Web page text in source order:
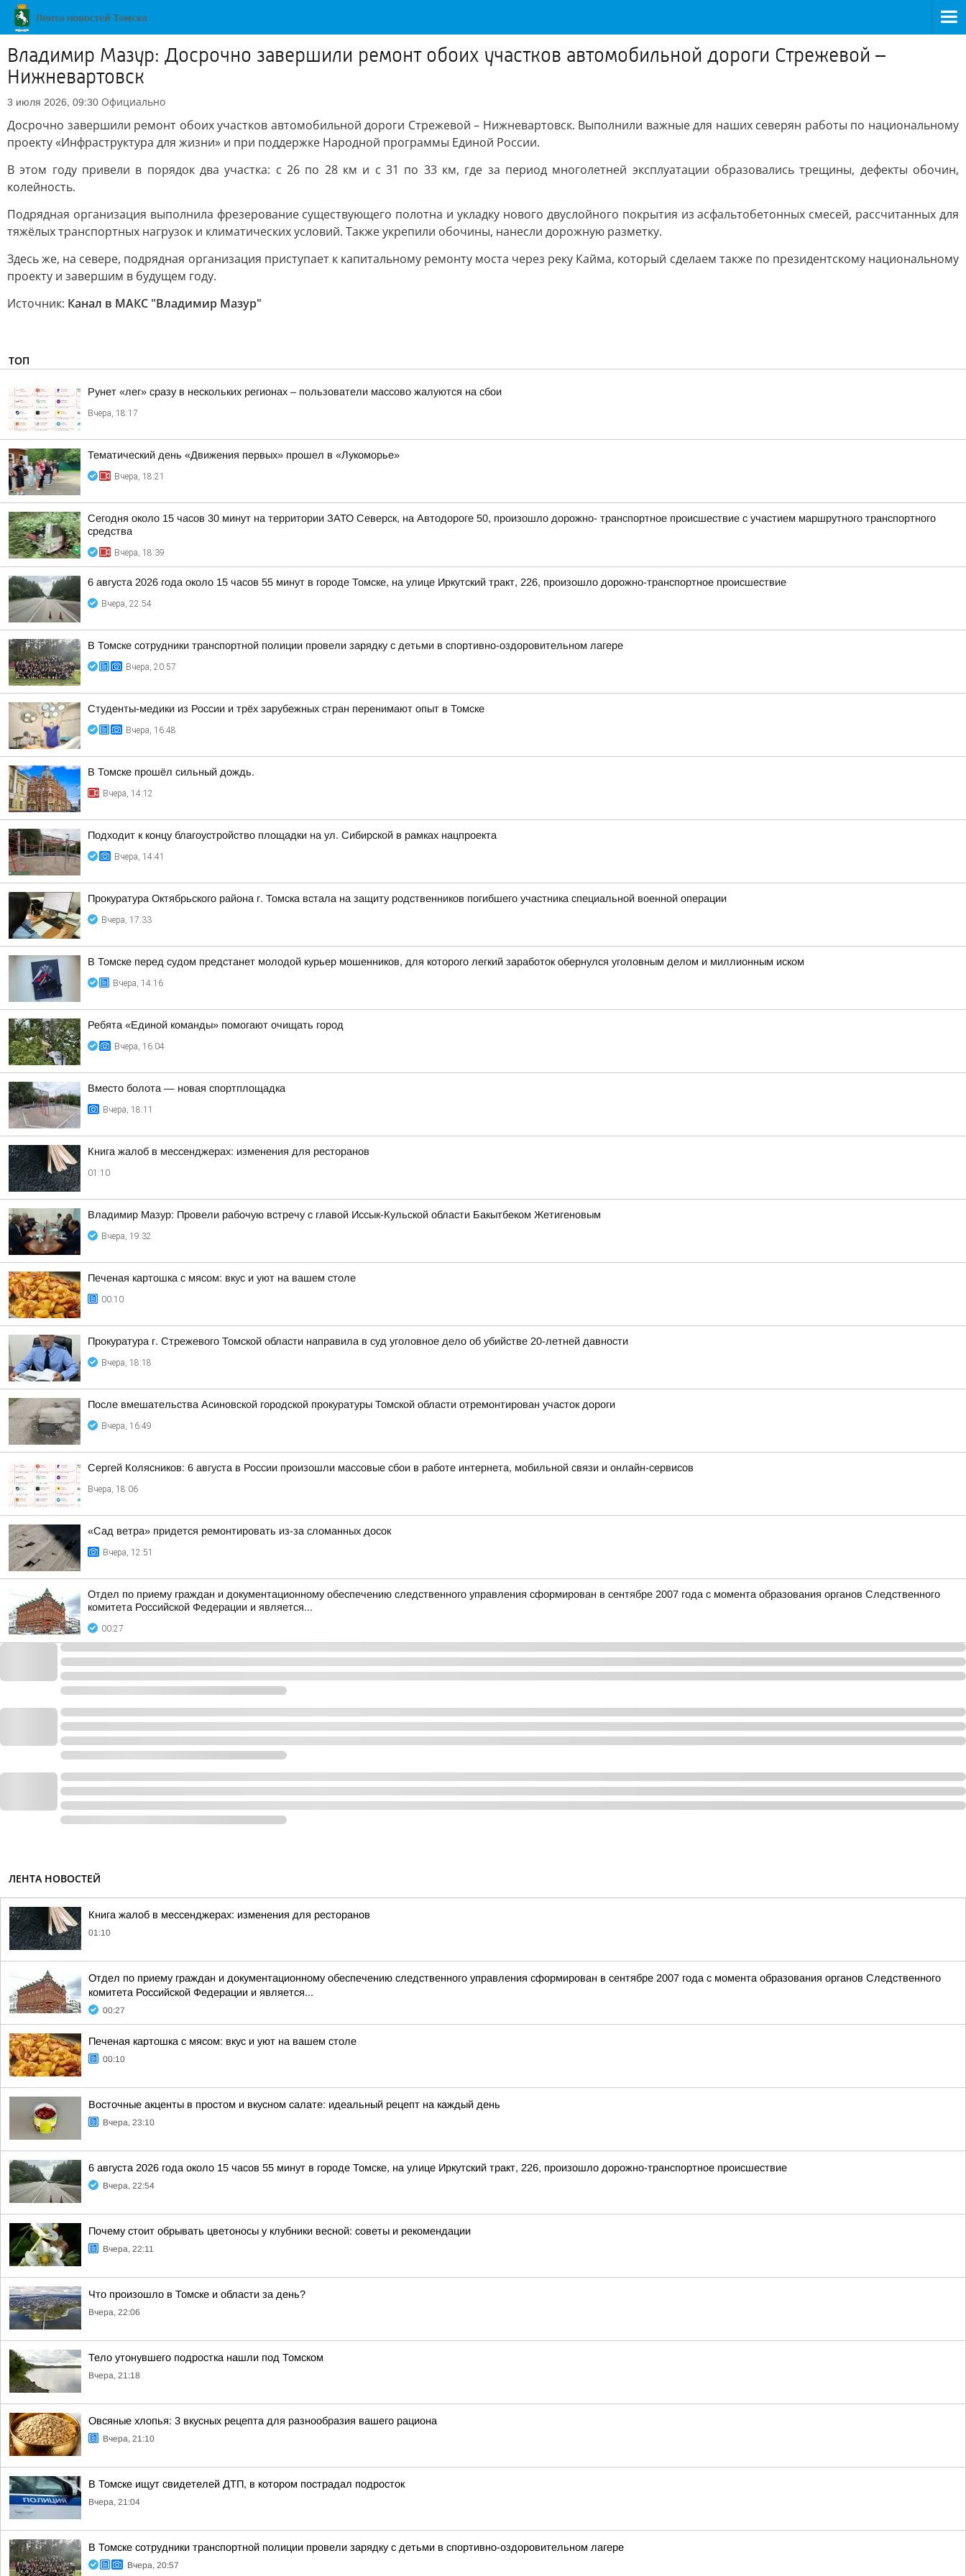
Владимир Мазур: Досрочно завершили ремонт обоих участков автомобильной дороги Стрежевой –
Нижневартовск
3 июля 2026, 09:30 Официально
Досрочно завершили ремонт обоих участков автомобильной дороги Стрежевой – Нижневартовск. Выполнили важные для наших северян работы по национальному
проекту «Инфраструктура для жизни» и при поддержке Народной программы Единой России.
В этом году привели в порядок два участка: с 26 по 28 км и с 31 по 33 км, где за период многолетней эксплуатации образовались трещины, дефекты обочин,
колейность.
Подрядная организация выполнила фрезерование существующего полотна и укладку нового двуслойного покрытия из асфальтобетонных смесей, рассчитанных для
тяжёлых транспортных нагрузок и климатических условий. Также укрепили обочины, нанесли дорожную разметку.
Здесь же, на севере, подрядная организация приступает к капитальному ремонту моста через реку Кайма, который сделаем также по президентскому национальному
проекту и завершим в будущем году.
Источник: Канал в МАКС "Владимир Мазур"
ТОП
Рунет «лег» сразу в нескольких регионах – пользователи массово жалуются на сбои
Вчера, 18:17
Тематический день «Движения первых» прошел в «Лукоморье»
Вчера, 18:21
Сегодня около 15 часов 30 минут на территории ЗАТО Северск, на Автодороге 50, произошло дорожно- транспортное происшествие с участием маршрутного транспортного
средства
Вчера, 18:39
6 августа 2026 года около 15 часов 55 минут в городе Томске, на улице Иркутский тракт, 226, произошло дорожно-транспортное происшествие
Вчера, 22:54
В Томске сотрудники транспортной полиции провели зарядку с детьми в спортивно-оздоровительном лагере
Вчера, 20:57
Студенты-медики из России и трёх зарубежных стран перенимают опыт в Томске
Вчера, 16:48
В Томске прошёл сильный дождь.
Вчера, 14:12
Подходит к концу благоустройство площадки на ул. Сибирской в рамках нацпроекта
Вчера, 14:41
Прокуратура Октябрьского района г. Томска встала на защиту родственников погибшего участника специальной военной операции
Вчера, 17:33
В Томске перед судом предстанет молодой курьер мошенников, для которого легкий заработок обернулся уголовным делом и миллионным иском
Вчера, 14:16
Ребята «Единой команды» помогают очищать город
Вчера, 16:04
Вместо болота — новая спортплощадка
Вчера, 18:11
Книга жалоб в мессенджерах: изменения для ресторанов
01:10
Владимир Мазур: Провели рабочую встречу с главой Иссык-Кульской области Бакытбеком Жетигеновым
Вчера, 19:32
Печеная картошка с мясом: вкус и уют на вашем столе
00:10
Прокуратура г. Стрежевого Томской области направила в суд уголовное дело об убийстве 20-летней давности
Вчера, 18:18
После вмешательства Асиновской городской прокуратуры Томской области отремонтирован участок дороги
Вчера, 16:49
Сергей Колясников: 6 августа в России произошли массовые сбои в работе интернета, мобильной связи и онлайн-сервисов
Вчера, 18:06
«Сад ветра» придется ремонтировать из-за сломанных досок
Вчера, 12:51
Отдел по приему граждан и документационному обеспечению следственного управления сформирован в сентябре 2007 года с момента образования органов Следственного
комитета Российской Федерации и является...
00:27
ЛЕНТА НОВОСТЕЙ
Книга жалоб в мессенджерах: изменения для ресторанов
01:10
Отдел по приему граждан и документационному обеспечению следственного управления сформирован в сентябре 2007 года с момента образования органов Следственного
комитета Российской Федерации и является...
00:27
Печеная картошка с мясом: вкус и уют на вашем столе
00:10
Восточные акценты в простом и вкусном салате: идеальный рецепт на каждый день
Вчера, 23:10
6 августа 2026 года около 15 часов 55 минут в городе Томске, на улице Иркутский тракт, 226, произошло дорожно-транспортное происшествие
Вчера, 22:54
Почему стоит обрывать цветоносы у клубники весной: советы и рекомендации
Вчера, 22:11
Что произошло в Томске и области за день?
Вчера, 22:06
Тело утонувшего подростка нашли под Томском
Вчера, 21:18
Овсяные хлопья: 3 вкусных рецепта для разнообразия вашего рациона
Вчера, 21:10
В Томске ищут свидетелей ДТП, в котором пострадал подросток
Вчера, 21:04
В Томске сотрудники транспортной полиции провели зарядку с детьми в спортивно-оздоровительном лагере
Вчера, 20:57